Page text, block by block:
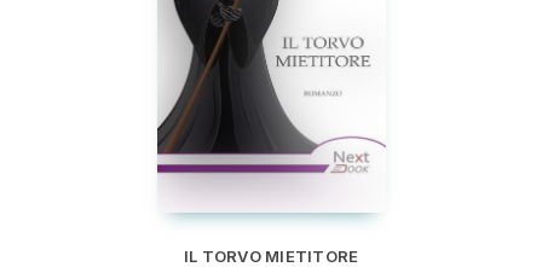
IL TORVO MIETITORE